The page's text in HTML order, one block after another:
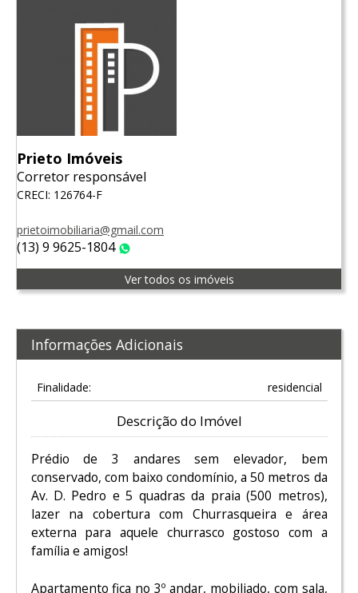
Prieto Imóveis
Corretor responsável
CRECI: 126764-F
prietoimobiliaria@gmail.com
(13) 9 9625-1804
Ver todos os imóveis
Informações Adicionais
Finalidade: residencial
Descrição do Imóvel
Prédio de 3 andares sem elevador, bem
conservado, com baixo condomínio, a 50 metros da
Av. D. Pedro e 5 quadras da praia (500 metros),
lazer na cobertura com Churrasqueira e área
externa para aquele churrasco gostoso com a
família e amigos!
Apartamento fica no 3º andar, mobiliado, com sala,